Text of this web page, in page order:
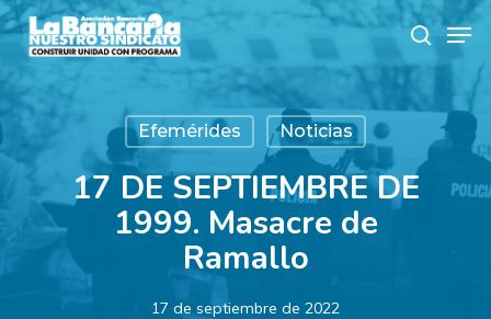
Skip
to
main
content
search
Efemérides Noticias
17 DE SEPTIEMBRE DE
1999. Masacre de
Ramallo
17 de septiembre de 2022